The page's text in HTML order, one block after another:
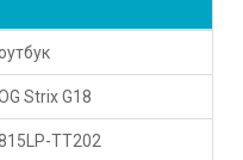
Strix G18
TT202